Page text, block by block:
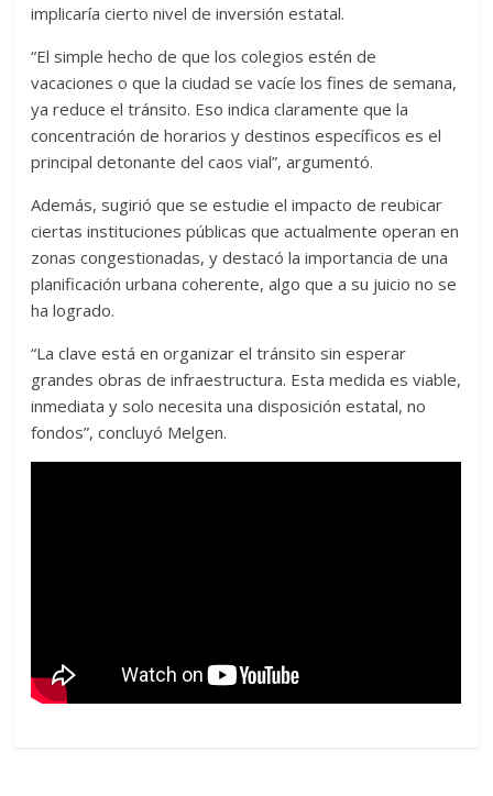
implicaría cierto nivel de inversión estatal.
“El simple hecho de que los colegios estén de
vacaciones o que la ciudad se vacíe los fines de semana,
ya reduce el tránsito. Eso indica claramente que la
concentración de horarios y destinos específicos es el
principal detonante del caos vial”, argumentó.
Además, sugirió que se estudie el impacto de reubicar
ciertas instituciones públicas que actualmente operan en
zonas congestionadas, y destacó la importancia de una
planificación urbana coherente, algo que a su juicio no se
ha logrado.
“La clave está en organizar el tránsito sin esperar
grandes obras de infraestructura. Esta medida es viable,
inmediata y solo necesita una disposición estatal, no
fondos”, concluyó Melgen.